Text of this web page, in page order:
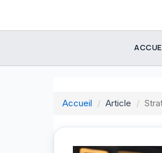
Accueil Article